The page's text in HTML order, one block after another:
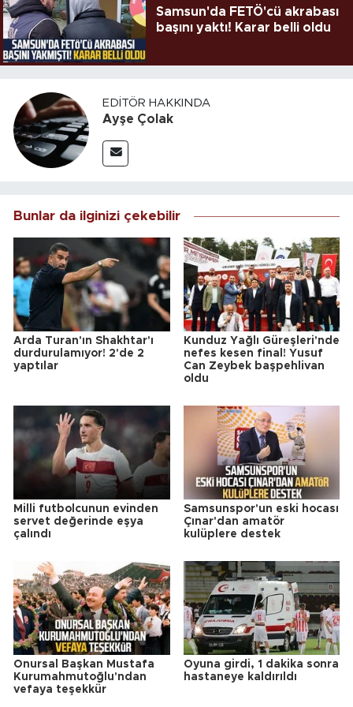
Samsun'da FETÖ'cü akrabası
başını yaktı! Karar belli oldu
EDITÖR HAKKINDA
Ayşe Çolak
Bunlar da ilginizi çekebilir
Arda Turan'ın Shakhtar'ı
durdurulamıyor! 2'de 2
yaptılar
Kunduz Yağlı Güreşleri'nde
nefes kesen final! Yusuf
Can Zeybek başpehlivan
oldu
Milli futbolcunun evinden
servet değerinde eşya
çalındı
Samsunspor'un eski hocası
Çınar'dan amatör
kulüplere destek
Onursal Başkan Mustafa
Kurumahmutoğlu'ndan
vefaya teşekkür
Oyuna girdi, 1 dakika sonra
hastaneye kaldırıldı